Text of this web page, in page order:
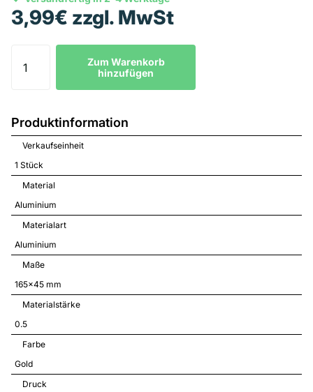
3,99€ zzgl. MwSt
Zum Warenkorb
hinzufügen
Produktinformation
Verkaufseinheit
1 Stück
Material
Aluminium
Materialart
Aluminium
Maße
165x45 mm
Materialstärke
0.5
Farbe
Gold
Druck